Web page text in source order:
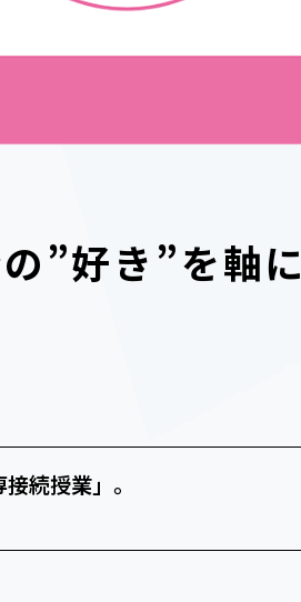
”好き”を軸に
続授業」。